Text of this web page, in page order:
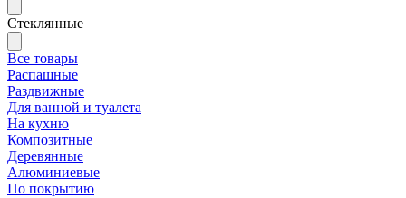
Стеклянные
Все товары
Распашные
Раздвижные
Для ванной и туалета
На кухню
Композитные
Деревянные
Алюминиевые
По покрытию